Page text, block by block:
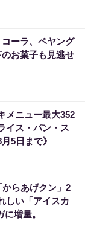
コーラ、ペヤング
お菓子も見逃せ
メニュー最大352
イス・パン・ス
5日まで》
からあげクン」2
しい「アイスカ
増量。